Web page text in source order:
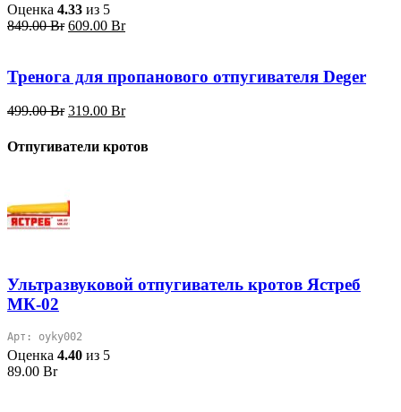
Оценка 4.33 из 5
849.00Br Первоначальная
849.00 Br.
609.00 BrТекущая
Тренога для пропанового отпугивателя Deger
499.00Br Первоначальная
составляла
499.00 Br.
319.00 BrТекущая
319.00 Br.
Отпугиватели кротов
Ультразвуковой отпугиватель кротов Ястреб
МК-02
Арт: oyky002
Оценка 4.40 из 5
89.00 Br